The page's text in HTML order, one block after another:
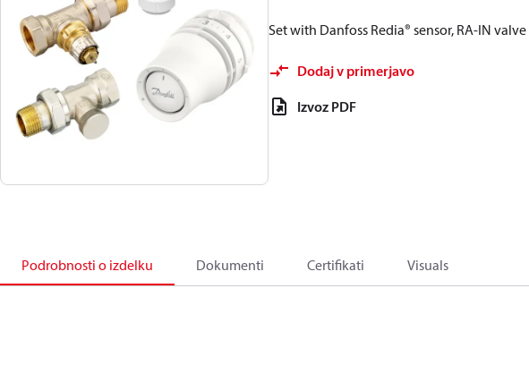
Set with Danfoss Redia® sensor, RA-IN
Dodaj v primerjavo
Izvoz PDF
Podrobnosti o izdelku Dokumenti Certifikati Visuals